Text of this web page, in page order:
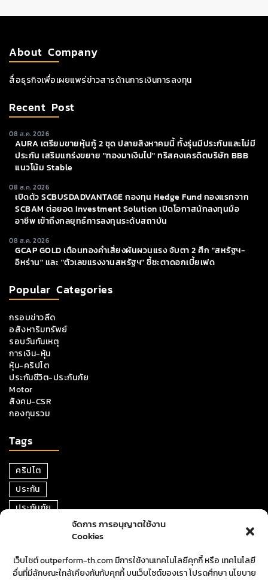
จัดการ การอนุญาตใช้งาน
Cookies
เว็บไซต์ outperform-th.com มีการใช้งานเทคโนโลยีคุกกี้ หรือ เทคโนโลยี
อื่นที่มีลักษณะใกล้เคียงกันกับคุกกี้ บนเว็บไซต์ของเรา โปรดศึกษา นโยบาย
About Company
สื่อธุรกิจเพื่อเผยแพร่ข่าวสารด้านการเงินการลงทุน
Recent Post
08 ส.ค. 2026
AURA เตรียมขายหุ้นกู้ 2 ชุด ปลายสิงหาคมนี้ ทั้งรุ่นมีประกันและไม่มี
ประกัน เสริมแกร่งขยาย "ทองมาเงินไป" ทริสคงเครดิตบริษัท BBB
แนวโน้ม Stable
08 ส.ค. 2026
เปิดตัว SCBUSDADVANTAGE กองทุน Hedge Fund กองแรกจาก
SCBAM ต่อยอด Investment Solution เปิดโอกาสนักลงทุนมือ
อาชีพ เข้าถึงกลยุทธ์การลงทุนระดับสถาบัน
08 ส.ค. 2026
GCAP GOLD เตือนทองคำเสี่ยงผันผวนแรง จับตา 2 ศึก "สหรัฐฯ-
อิหร่าน" และ "ตัวเลขแรงงานสหรัฐฯ" ชี้ชะตาดอกเบี้ยเฟด
Popular Categories
กรอบข่าวลีด
อสังหาริมทรัพย์
รอบวันทันเหตุ
การเงิน-หุ้น
หุ้น-คริปโต
ประกันชีวิต-ประกันภัย
Motor
สังคม-CSR
กองทุนรวม
Tags
คริปโต
ประกัน
ประกันภัย
ตราสารหนี้